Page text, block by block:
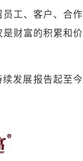
工、客户、合作
财富的积累和价
发展报告起至今